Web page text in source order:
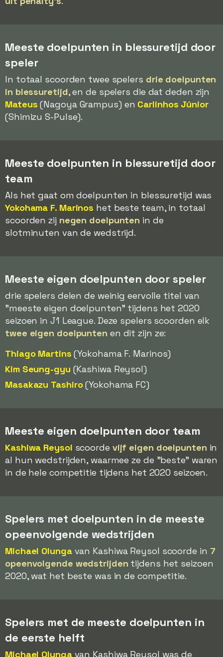
Meeste doelpunten in blessuretijd door
speler
In totaal scoorden twee spelers drie doelpunten
in blessuretijd, en de spelers die dat deden zijn
Mateus (Nagoya Grampus) en Carlinhos Júnior
(Shimizu S-Pulse).
Meeste doelpunten in blessuretijd door
team
Als het gaat om doelpunten in blessuretijd was
Yokohama F. Marinos het beste team, in totaal
scoorden zij negen doelpunten in de
slotminuten van de wedstrijd.
Meeste eigen doelpunten door speler
drie spelers delen de weinig eervolle titel van
"meeste eigen doelpunten" tijdens het 2020
seizoen in J1 League. Deze spelers scoorden elk
twee eigen doelpunten en dit zijn ze:
Thiago Martins (Yokohama F. Marinos)
Kim Seung-gyu (Kashiwa Reysol)
Masakazu Tashiro(Yokohama FC)
Meeste eigen doelpunten door team
Kashiwa Reysol scoorde vijf eigen doelpunten in
al hun wedstrijden, waarmee ze de "beste" waren
in de hele competitie tijdens het 2020 seizoen.
Spelers met doelpunten in de meeste
opeenvolgende wedstrijden
Michael Olungavan Kashiwa Reysol scoorde in 7
opeenvolgende wedstrijden tijdens het seizoen
2020, wat het beste was in de competitie.
Spelers met de meeste doelpunten in
de eerste helft
Michael Olungavan Kashiwa Reysol was de